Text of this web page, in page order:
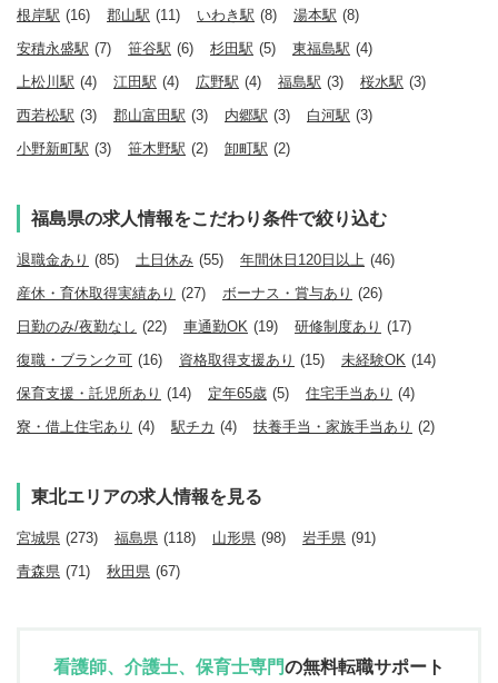
根岸駅 (16) 郡山駅 (11) いわき駅 (8) 湯本駅 (8)
安積永盛駅 (7) 笹谷駅 (6) 杉田駅 (5) 東福島駅 (4)
上松川駅 (4) 江田駅 (4) 広野駅 (4) 福島駅 (3) 桜水駅 (3)
西若松駅 (3) 郡山富田駅 (3) 内郷駅 (3) 白河駅 (3)
小野新町駅 (3) 笹木野駅 (2) 卸町駅 (2)
福島県の求人情報をこだわり条件で絞り込む
退職金あり (85) 土日休み (55) 年間休日120日以上 (46)
産休・育休取得実績あり (27) ボーナス・賞与あり (26)
日勤のみ/夜勤なし (22) 車通勤OK (19) 研修制度あり (17)
復職・ブランク可 (16) 資格取得支援あり (15) 未経験OK (14)
保育支援・託児所あり (14) 定年65歳 (5) 住宅手当あり (4)
寮・借上住宅あり (4) 駅チカ (4) 扶養手当・家族手当あり (2)
東北エリアの求人情報を見る
宮城県 (273) 福島県 (118) 山形県 (98) 岩手県 (91)
青森県 (71) 秋田県 (67)
看護師、介護士、保育士専門の無料転職サポート